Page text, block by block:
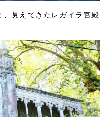
見えてきたレガイラ宮殿